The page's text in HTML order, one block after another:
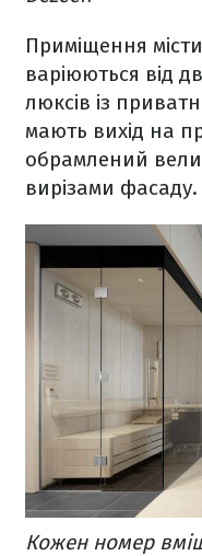
Приміщення
варіюються від
люксів із
мають вихід на
обрамлений
вирізами фасаду.
Кожен номер